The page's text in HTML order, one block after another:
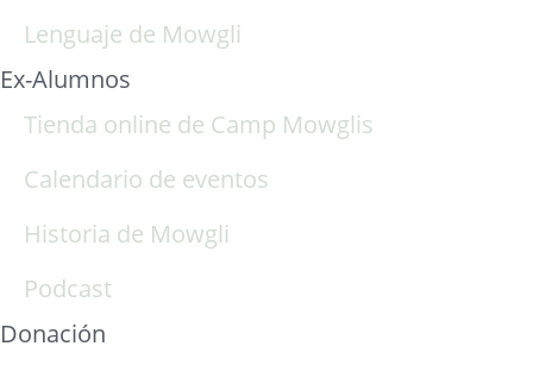
Lenguaje de Mowgli
Ex-Alumnos
Tienda online de Camp Mowglis
Calendario de eventos
Historia de Mowgli
Podcast
Donación